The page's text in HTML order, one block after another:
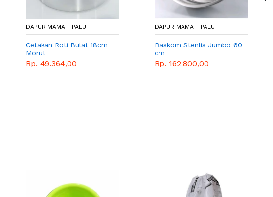
DAPUR MAMA - PALU
Cetakan Roti Bulat 18cm
Morut
Rp. 49.364,00
DAPUR MAMA - PALU
Baskom Stenlis Jumbo 60
cm
Rp. 162.800,00